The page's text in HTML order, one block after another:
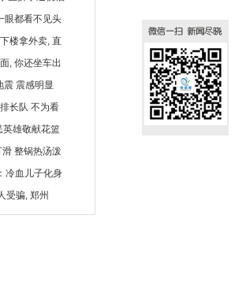
眼都看不见头
楼拿外卖, 直
, 你还坐车出
震 震感明显
长队 不为看
英雄敬献花篮
整锅热汤泼
冷血儿子化身
受骗, 郑州